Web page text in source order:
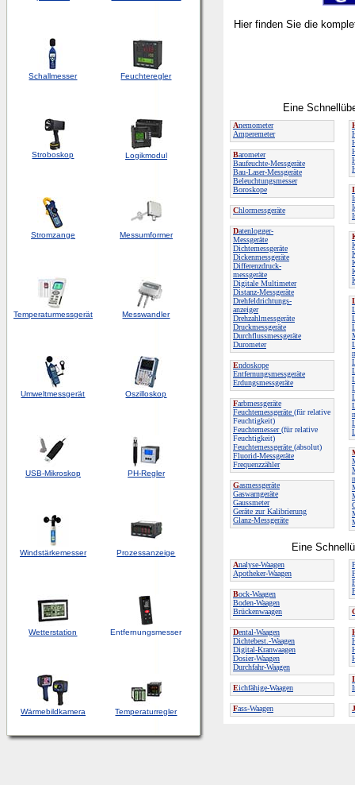
Schallmesser Feuchteregler
Stroboskop Logikmodul
Stromzange Messumformer
Temperaturmessgerät Messwandler
Umweltmessgerät Oszilloskop
USB-Mikroskop PH-Regler
Windstärkemesser Prozessanzeige
Wetterstation Entfernungsmesser
Wärmebildkamera Temperaturregler
Hier finden Sie die
Eine
Anemometer
Amperemeter
Barometer
Baufeuchte-Messgeräte
Bau-Laser-Messgeräte
Beleuchtungsmesser
Boroskope
Chlormessgeräte
Datenlogger-
Messgeräte
Dichtemessgeräte
Dickenmessgeräte
Differenzdruck-
messgeräte
Digitale Multimeter
Distanz-Messgeräte
Drehfeldrichtungs-
anzeiger
Drehzahlmessgeräte
Druckmessgeräte
Durchflussmessgeräte
Durometer
Endoskope
Entfernungsmessgeräte
Erdungsmessgeräte
Farbmessgeräte
Feuchtemessgeräte (für relative
Feuchtigkeit)
Feuchtemesser(für relative
Feuchtigkeit)
Feuchtemessgeräte (absolut)
Fluorid-Messgeräte
Frequenzzähler
Gasmessgeräte
Gaswarngeräte
Gaussmeter
Geräte zur Kalibrierung
Glanz-Messgeräte
I
Eine
Analyse-Waagen
Apotheker-Waagen
Bock-Waagen
Boden-Waagen
Brückenwaagen
Dental-Waagen
Dichtebest.-Waagen
Digital-Kranwaagen
Dosier-Waagen
Durchfahr-Waagen
Eichfähige-Waagen
Fass-Waagen
I
J